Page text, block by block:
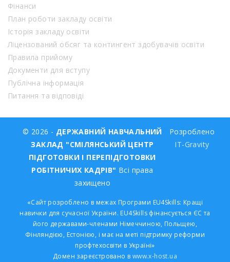
Фінанси
План роботи закладу освіти
Історія закладу освіти
Ліцензований обсяг та контингент здобувачів освіти
Правила прийому
Документи для вступу
Публічна інформація
Питання та відповіді
© 2026 - ДЕРЖАВНИЙ НАВЧАЛЬНИЙ
ЗАКЛАД "СМІЛЯНСЬКИЙ ЦЕНТР
ПІДГОТОВКИ І ПЕРЕПІДГОТОВКИ
РОБІТНИЧИХ КАДРІВ" Всі права
захищено
Розроблено
IT-Gravity
«Сайт розроблено в межах Програми EU4Skills: Кращі
навички для сучасної України. EU4Skills фінансується ЄС та
його державами-членами Німеччиною, Польщею,
Фінляндією, Естонією, і має на меті підтримку реформи
профтехосвіти в Україні»
Домен зареєстровано в www.x-host.ua